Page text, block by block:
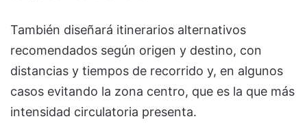
También diseñará itinerarios alternativos
recomendados según origen y destino, con
distancias y tiempos de recorrido y, en algunos
casos evitando la zona centro, que es la que más
intensidad circulatoria presenta.